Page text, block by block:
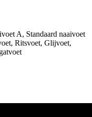
A, Standaard naaivoet
Ritsvoet, Glijvoet,